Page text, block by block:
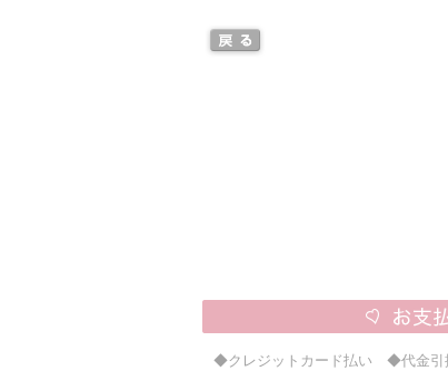
◆クレジットカード払い ◆代金引